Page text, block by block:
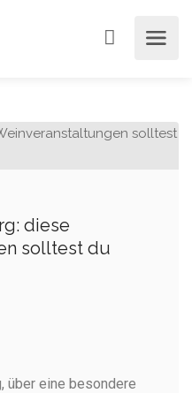
diese
solltest du
über eine besondere